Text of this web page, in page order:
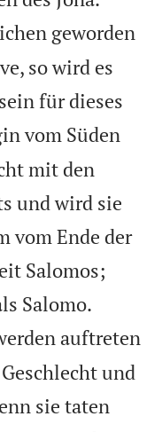
geworden
so wird es
für dieses
vom Süden
mit den
und wird sie
vom Ende der
Salomos;
Salomo.
auftreten
und
sie taten